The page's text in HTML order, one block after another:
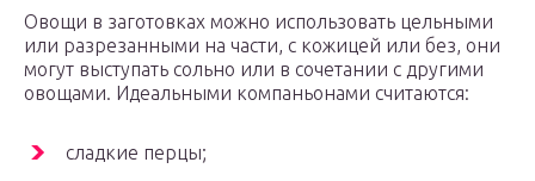
Овощи в заготовках можно использовать цельными
или разрезанными на части, с кожицей или без, они
могут выступать сольно или в сочетании с другими
овощами. Идеальными компаньонами считаются:
сладкие перцы;